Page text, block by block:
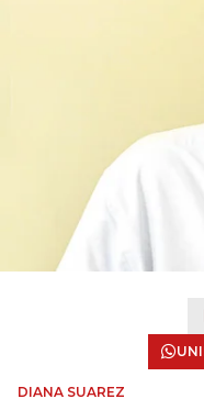
DIANA SUAREZ